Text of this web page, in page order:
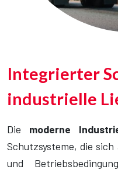
Integrierter
industrielle
Die moderne
Schutzsysteme, die
und